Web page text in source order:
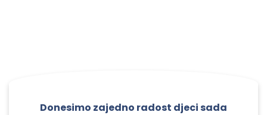
Donesimo zajedno radost djeci sada